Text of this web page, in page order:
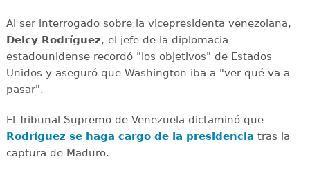
Al ser interrogado sobre la vicepresidenta venezolana,
Delcy Rodríguez, el jefe de la diplomacia
estadounidense recordó "los objetivos" de Estados
Unidos y aseguró que Washington iba a "ver qué va a
pasar".
El Tribunal Supremo de Venezuela dictaminó que
Rodríguez se haga cargo de la presidencia tras la
captura de Maduro.